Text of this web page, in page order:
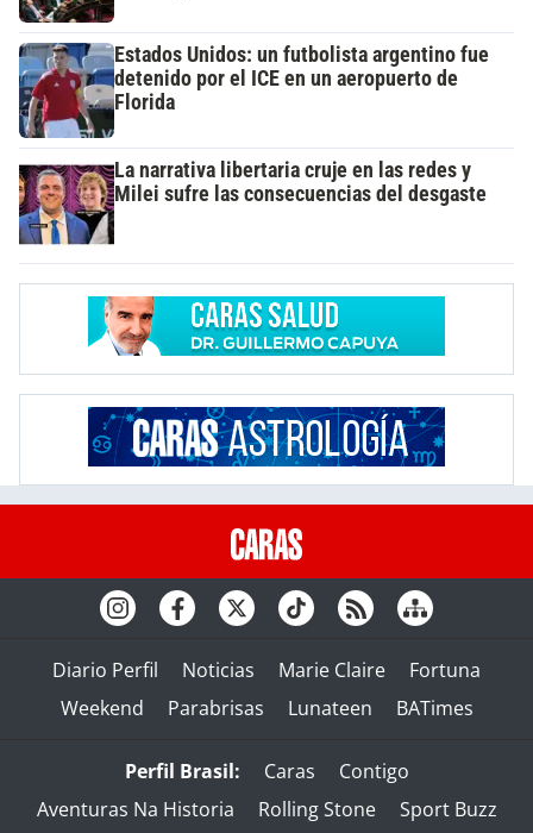
Estados Unidos: un futbolista argentino fue
detenido por el ICE en un aeropuerto de
Florida
La narrativa libertaria cruje en las redes y
Milei sufre las consecuencias del desgaste
Diario Perfil Noticias Marie Claire
Fortuna
Weekend
Parabrisas Lunateen BATimes
Perfil Brasil: Caras
Contigo
Aventuras Na Historia
Rolling Stone Sport Buzz